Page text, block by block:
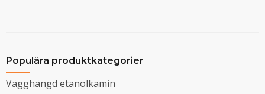
Populära produktkategorier
Vägghängd etanolkamin